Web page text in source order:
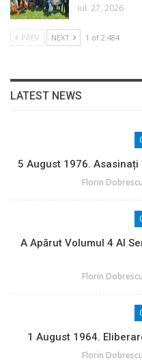
iul. 27, 2026
PREV NEXT 1 of 2.484
LATEST NEWS
5 August 1976.
Florin Dobrescu
A Apărut Volumul 4 Al
Florin Dobrescu
1 August 1964.
Florin Dobrescu